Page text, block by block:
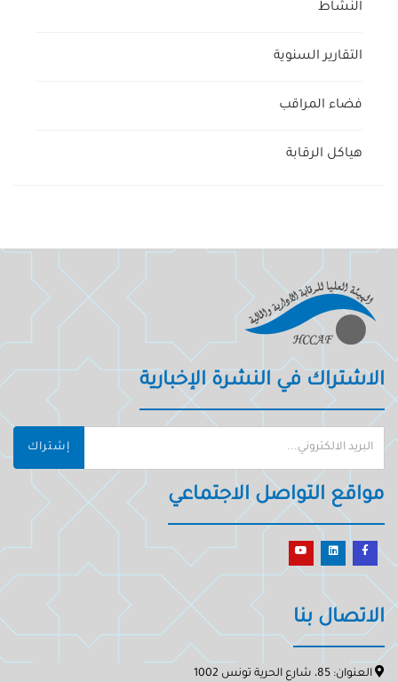
النشاط
التقارير السنوية
فضاء المراقب
هياكل الرقابة
الاشتراك في النشرة الإخبارية
إشتراك
مواقع التواصل الاجتماعي
الاتصال بنا
العنوان: 85، شارع الحرية تونس 1002